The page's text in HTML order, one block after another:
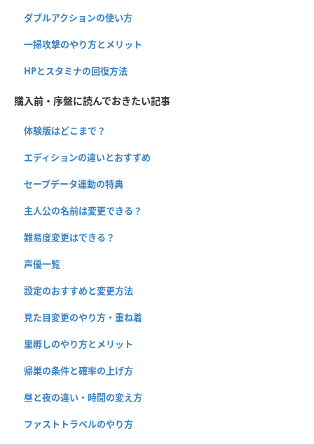
ダブルアクションの使い方
一掃攻撃のやり方とメリット
HPとスタミナの回復方法
購入前・序盤に読んでおきたい記事
体験版はどこまで？
エディションの違いとおすすめ
セーブデータ連動の特典
主人公の名前は変更できる？
難易度変更はできる？
声優一覧
設定のおすすめと変更方法
見た目変更のやり方・重ね着
里孵しのやり方とメリット
帰巣の条件と確率の上げ方
昼と夜の違い・時間の変え方
ファストトラベルのやり方